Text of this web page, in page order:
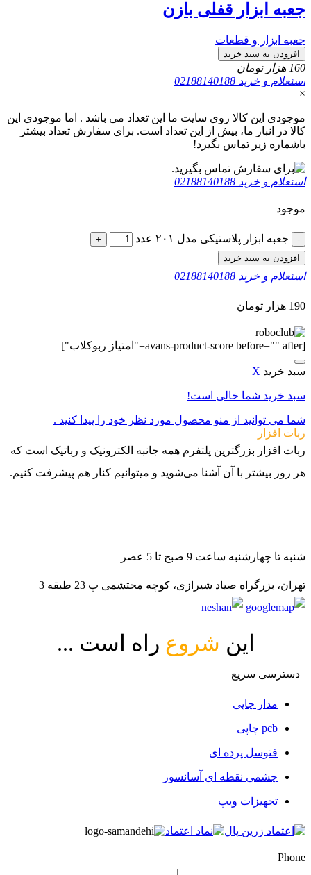
جعبه ابزار قفلی بازن
جعبه ابزار و قطعات
افزودن به سبد خرید
160 هزار تومان
استعلام و خرید 02188140188
×
موجودی این کالا روی سایت ما این تعداد می باشد . اما موجودی این
کالا در انبار ما، بیش از این تعداد است. برای سفارش تعداد بیشتر
باشماره زیر تماس بگیرد!
استعلام و خرید 02188140188
موجود
- جعبه ابزار پلاستیکی مدل ۲۰۱ عدد
+
افزودن به سبد خرید
استعلام و خرید 02188140188
190 هزار تومان
[avans-product-score before="" after="امتیاز ربوکلاب"]
سبد خرید X
سبد خرید شما خالی است!
شما می توانید از منو محصول مورد نظر خود را پیدا کنید .
ربات افزار
ربات افزار بزرگترین پلتفرم همه جانبه الکترونیک و رباتیک است که
هر روز بیشتر با آن آشنا می‌شوید و میتوانیم کنار هم پیشرفت کنیم.
شنبه تا چهارشنبه ساعت 9 صبح تا 5 عصر
تهران، بزرگراه صیاد شیرازی، کوچه محتشمی پ 23 طبقه 3
این شروع راه است ...
دسترسی سریع
مدار چاپی
pcb چاپی
فتوسل پرده ای
چشمی نقطه ای آسانسور
تجهیزات ویپ
Phone